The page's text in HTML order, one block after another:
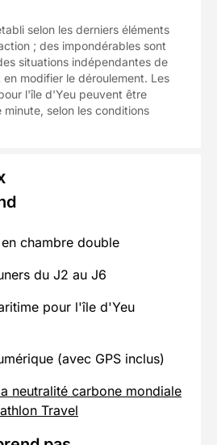
selon les derniers éléments
; des impondérables sont
situations indépendantes de
modifier le déroulement. Les
l'île d'Yeu peuvent être
minute, selon les conditions
chambre double
du J2 au J6
pour l'île d'Yeu
(avec GPS inclus)
neutralité carbone mondiale
Travel